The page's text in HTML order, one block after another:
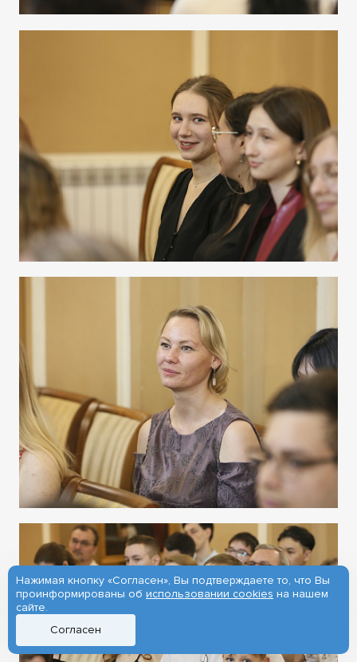
Нажимая кнопку «Согласен», Вы подтверждаете то, что Вы
проинформированы об использовании cookies на нашем
сайте.
Согласен